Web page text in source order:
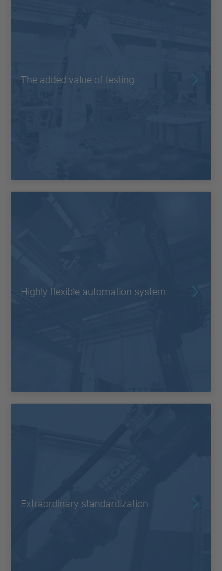
The added value of testing
Highly flexible automation system
Extraordinary standardization